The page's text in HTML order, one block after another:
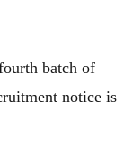
batch of
notice is